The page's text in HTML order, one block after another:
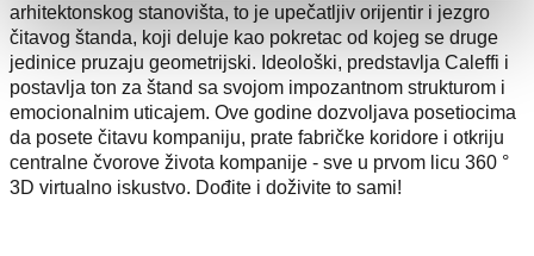
arhitektonskog stanovišta, to je upečatljiv orijentir i jezgro
čitavog štanda, koji deluje kao pokretac od kojeg se druge
jedinice pruzaju geometrijski. Ideološki, predstavlja Caleffi i
postavlja ton za štand sa svojom impozantnom strukturom i
emocionalnim uticajem. Ove godine dozvoljava posetiocima
da posete čitavu kompaniju, prate fabričke koridore i otkriju
centralne čvorove života kompanije - sve u prvom licu 360 °
3D virtualno iskustvo. Dođite i doživite to sami!